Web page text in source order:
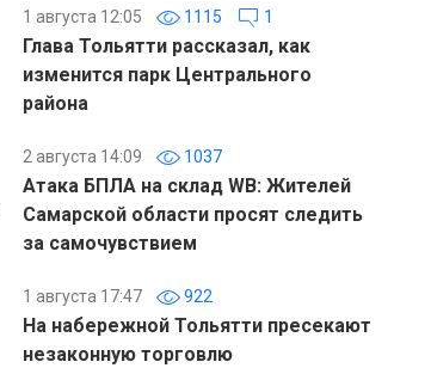
1 августа 12:05 1115 1
Глава Тольятти рассказал, как
изменится парк Центрального
района
2 августа 14:09 1037
Атака БПЛА на склад WB: Жителей
Самарской области просят следить
за самочувствием
1 августа 17:47 922
На набережной Тольятти пресекают
незаконную торговлю